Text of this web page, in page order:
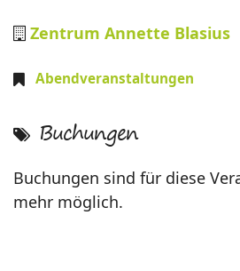
Zentrum Annette Blasius
Abendveranstaltungen
Buchungen
Buchungen sind für diese
mehr möglich.